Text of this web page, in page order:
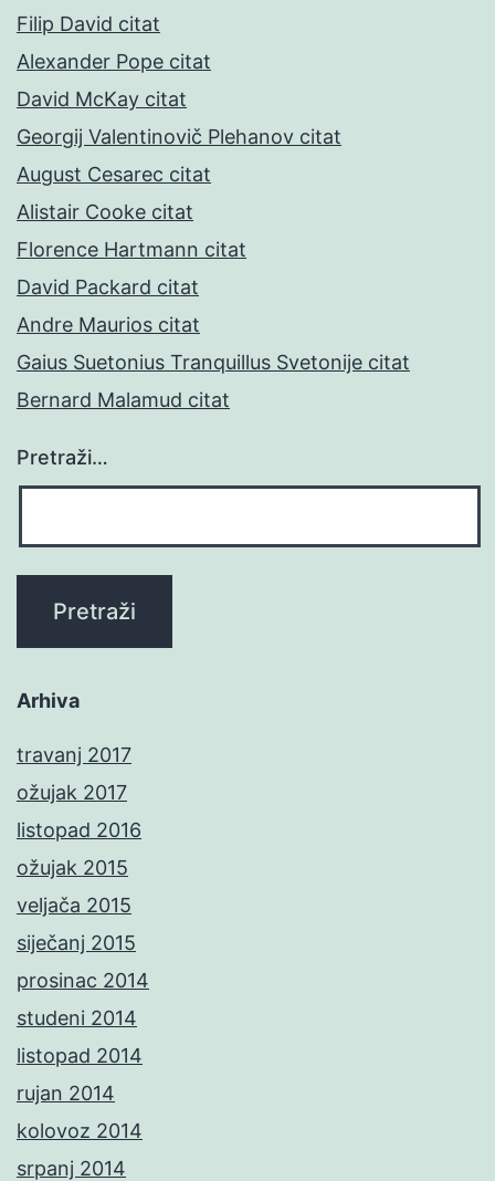
Filip David citat
Alexander Pope citat
David McKay citat
Georgij Valentinovič Plehanov citat
August Cesarec citat
Alistair Cooke citat
Florence Hartmann citat
David Packard citat
Andre Maurios citat
Gaius Suetonius Tranquillus Svetonije citat
Bernard Malamud citat
Pretraži…
Arhiva
travanj 2017
ožujak 2017
listopad 2016
ožujak 2015
veljača 2015
siječanj 2015
prosinac 2014
studeni 2014
listopad 2014
rujan 2014
kolovoz 2014
srpanj 2014